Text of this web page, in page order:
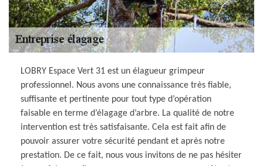
LOBRY Espace Vert 31 est un élagueur grimpeur
professionnel. Nous avons une connaissance très fiable,
suffisante et pertinente pour tout type d’opération
faisable en terme d’élagage d’arbre. La qualité de notre
intervention est très satisfaisante. Cela est fait afin de
pouvoir assurer votre sécurité pendant et après notre
prestation. De ce fait, nous vous invitons de ne pas hésiter